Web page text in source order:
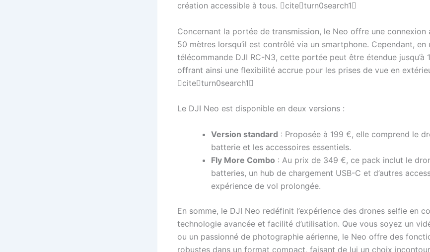
création accessible à tous. citeturn0search1
Concernant la portée de transmission, le Neo offre une connexion
50 mètres lorsqu’il est contrôlé via un smartphone. Cependant, en
télécommande DJI RC-N3, cette portée peut être étendue jusqu’à
offrant ainsi une flexibilité accrue pour les prises de vue en
citeturn0search1
Le DJI Neo est disponible en deux versions :
Version standard : Proposée à 199 €, elle comprend le
batterie et les accessoires essentiels.
Fly More Combo : Au prix de 349 €, ce pack inclut le
batteries, un hub de chargement USB-C et d’autres
expérience de vol prolongée.
En somme, le DJI Neo redéfinit l’expérience des drones selfie en
technologie avancée et facilité d’utilisation. Que vous soyez un
ou un passionné de photographie aérienne, le Neo offre des
robustes dans un format compact, faisant de lui un choix